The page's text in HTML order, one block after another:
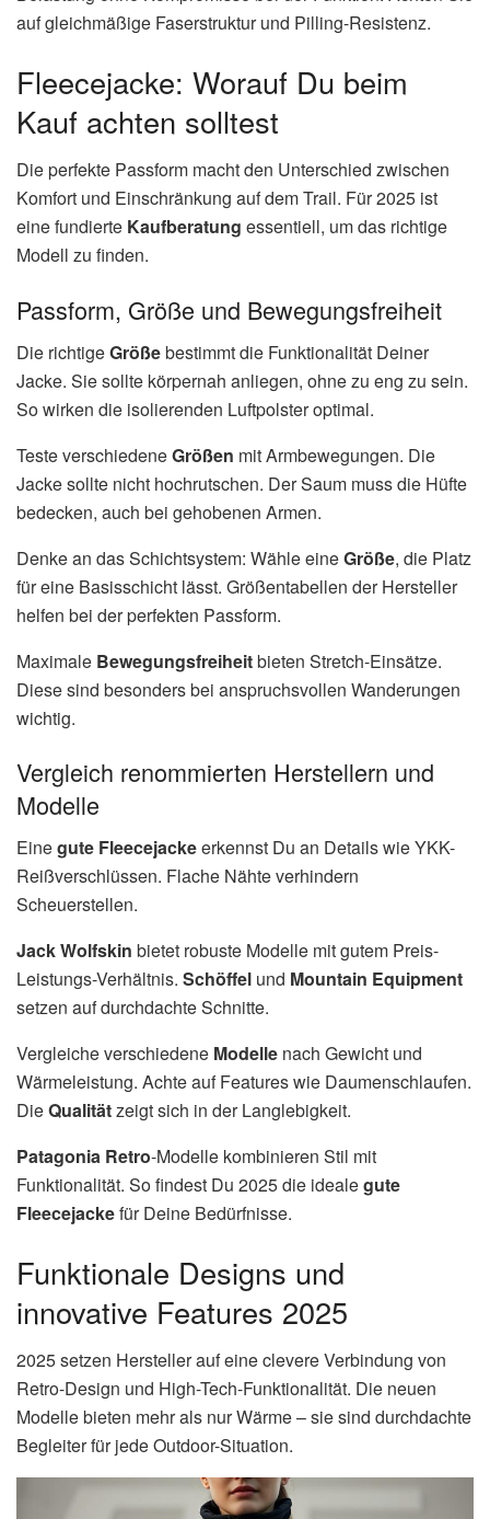
auf gleichmäßige Faserstruktur und Pilling-Resistenz.
Fleecejacke: Worauf Du beim
Kauf achten solltest
Die perfekte Passform macht den Unterschied zwischen
Komfort und Einschränkung auf dem Trail. Für 2025 ist
eine fundierte Kaufberatung essentiell, um das richtige
Modell zu finden.
Passform, Größe und Bewegungsfreiheit
Die richtigeGrößebestimmt die Funktionalität Deiner
Jacke. Sie sollte körpernah anliegen, ohne zu eng zu sein.
So wirken die isolierenden Luftpolster optimal.
Teste verschiedeneGrößen mit Armbewegungen. Die
Jacke sollte nicht hochrutschen. Der Saum muss die Hüfte
bedecken, auch bei gehobenen Armen.
Denke an das Schichtsystem: Wähle eineGröße, die Platz
für eine Basisschicht lässt. Größentabellen der Hersteller
helfen bei der perfekten Passform.
Maximale Bewegungsfreiheitbieten Stretch-Einsätze.
Diese sind besonders bei anspruchsvollen Wanderungen
wichtig.
Vergleich renommierten Herstellern und
Modelle
Einegute Fleecejackeerkennst Du an Details wie YKK-
Reißverschlüssen. Flache Nähte verhindern
Scheuerstellen.
Jack Wolfskin bietet robuste Modelle mit gutem Preis-
Leistungs-Verhältnis. Schöffel und Mountain Equipment
setzen auf durchdachte Schnitte.
Vergleiche verschiedene Modelle nach Gewicht und
Wärmeleistung. Achte auf Features wie Daumenschlaufen.
DieQualitätzeigt sich in der Langlebigkeit.
Patagonia Retro-Modelle kombinieren Stil mit
Funktionalität. So findest Du 2025 die idealegute
Fleecejackefür Deine Bedürfnisse.
Funktionale Designs und
innovative Features 2025
2025 setzen Hersteller auf eine clevere Verbindung von
Retro-Design und High-Tech-Funktionalität. Die neuen
Modelle bieten mehr als nur Wärme – sie sind durchdachte
Begleiter für jede Outdoor-Situation.